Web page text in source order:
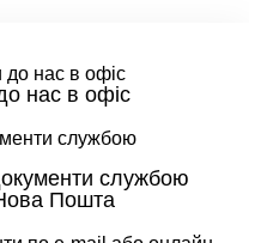
нас в офіс
службою
Пошта